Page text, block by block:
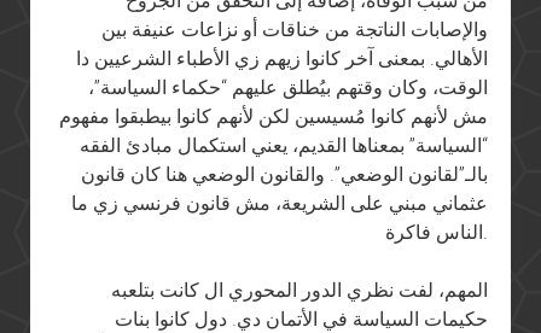
والإصابات الناتجة من خناقات أو نزاعات عنيفة بين
الأهالي. بمعنى آخر كانوا زيهم زي الأطباء الشرعيين دا
الوقت، وكان وقتهم بيُطلق عليهم “حكماء السياسة”،
مش لأنهم كانوا مُسيسين لكن لأنهم كانوا بيطبقوا مفهوم
“السياسة” بمعناها القديم، يعني استكمال مبادئ الفقه
بالـ”لقانون الوضعي”. والقانون الوضعي هنا كان قانون
عثماني مبني على الشريعة، مش قانون فرنسي زي ما
الناس فاكرة.
المهم، لفت نظري الدور المحوري ال كانت بتلعبه
حكيمات السياسة في الأتمان دي. دول كانوا بنات